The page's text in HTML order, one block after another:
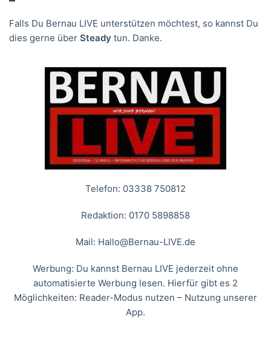
Falls Du Bernau LIVE unterstützen möchtest, so kannst Du
dies gerne über Steady tun. Danke.
Telefon: 03338 750812
Redaktion: 0170 5898858
Mail: Hallo@Bernau-LIVE.de
Werbung: Du kannst Bernau LIVE jederzeit ohne
automatisierte Werbung lesen. Hierfür gibt es 2
Möglichkeiten: Reader-Modus nutzen – Nutzung unserer
App.